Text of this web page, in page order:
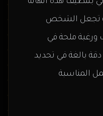
تجعل الشخص
ملحة في
بالغة في تحديد
المناسبة